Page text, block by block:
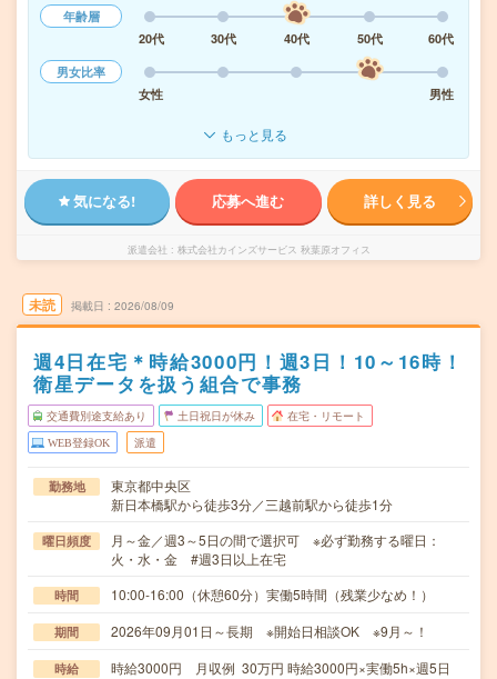
年齢層
20代
30代 40代 50代
60代
男女比率
女性
男性
もっと見る
気になる! 応募へ進む 詳しく見る
派遣会社 株式会社カインズサービス 秋葉原オフィス
未読 掲載日 2026/08/09
週4日在宅＊時給3000円！週3日！10～16時！
衛星データを扱う組合で事務
交通費別途支給あり 土日祝日が休み 在宅・リモート
WEB登録OK 派遣
勤務地
東京都中央区
新日本橋駅から徒歩3分／三越前駅から徒歩1分
曜日頻度
月～金／週3～5日の間で選択可 ※必ず勤務する曜日：
火・水・金 #週3日以上在宅
時間 10:00-16:00（休憩60分）実働5時間（残業少なめ！）
期間 2026年09月01日～長期 ※開始日相談OK ※9月～！
時給
時給3000円 月収例 30万円 時給3000円×実働5h×週5日